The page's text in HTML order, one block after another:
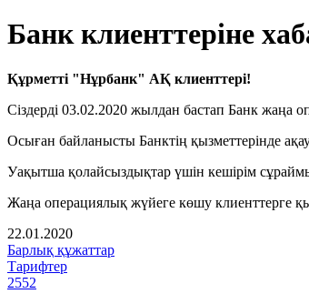
Банк клиенттеріне
Құрметті "Нұрбанк" АҚ клиенттері!
Сіздерді 03.02.2020 жылдан бастап Банк жаңа
Осыған байланысты Банктің қызметтерінде
Уақытша қолайсыздықтар үшін кешірім
Жаңа операциялық жүйеге көшу клиенттерге
22.01.2020
Барлық құжаттар
Тарифтер
2552